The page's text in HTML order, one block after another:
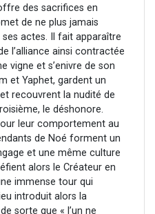
des sacrifices en
de ne plus jamais
actes. Il fait apparaître
l’alliance ainsi contractée
vigne et s’enivre de son
et Yaphet, gardent un
recouvrent la nudité de
le déshonore.
leur comportement au
de Noé forment un
et une même culture
alors le Créateur en
immense tour qui
introduit alors la
sorte que « l’un ne